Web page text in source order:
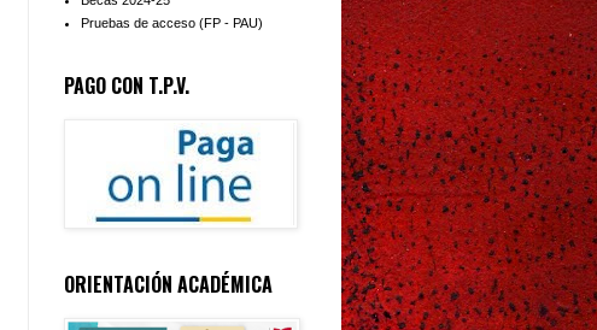
Pruebas de acceso (FP - PAU)
PAGO CON T.P.V.
ORIENTACIÓN ACADÉMICA